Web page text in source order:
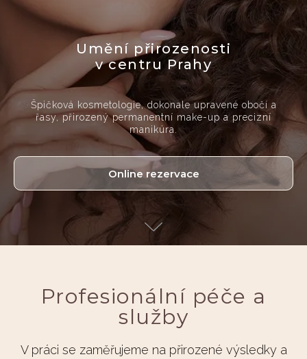
Umění přirozenosti
v centru Prahy
Špičková kosmetologie, dokonale upravené obočí a
řasy, přirozený permanentní make-up a precizní
manikúra.
Online rezervace
Profesionální péče a
služby
V práci se zaměřujeme na přirozené výsledky a